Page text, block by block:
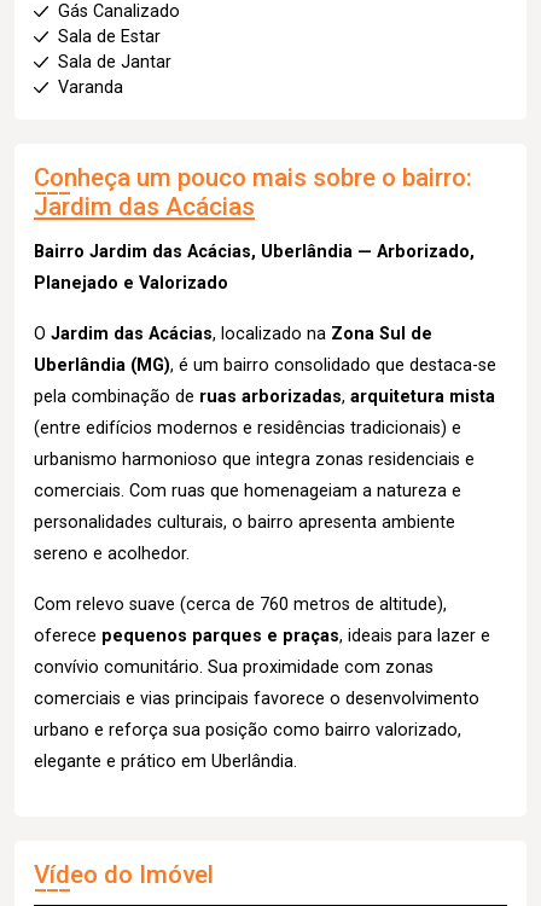
Gás Canalizado
Sala de Estar
Sala de Jantar
Varanda
Conheça um pouco mais sobre o bairro:
Jardim das Acácias
Bairro Jardim das Acácias, Uberlândia — Arborizado,
Planejado e Valorizado
O Jardim das Acácias, localizado na Zona Sul de
Uberlândia (MG), é um bairro consolidado que destaca-se
pela combinação de ruas arborizadas, arquitetura mista
(entre edifícios modernos e residências tradicionais) e
urbanismo harmonioso que integra zonas residenciais e
comerciais. Com ruas que homenageiam a natureza e
personalidades culturais, o bairro apresenta ambiente
sereno e acolhedor.
Com relevo suave (cerca de 760 metros de altitude),
oferece pequenos parques e praças, ideais para lazer e
convívio comunitário. Sua proximidade com zonas
comerciais e vias principais favorece o desenvolvimento
urbano e reforça sua posição como bairro valorizado,
elegante e prático em Uberlândia.
Vídeo do Imóvel